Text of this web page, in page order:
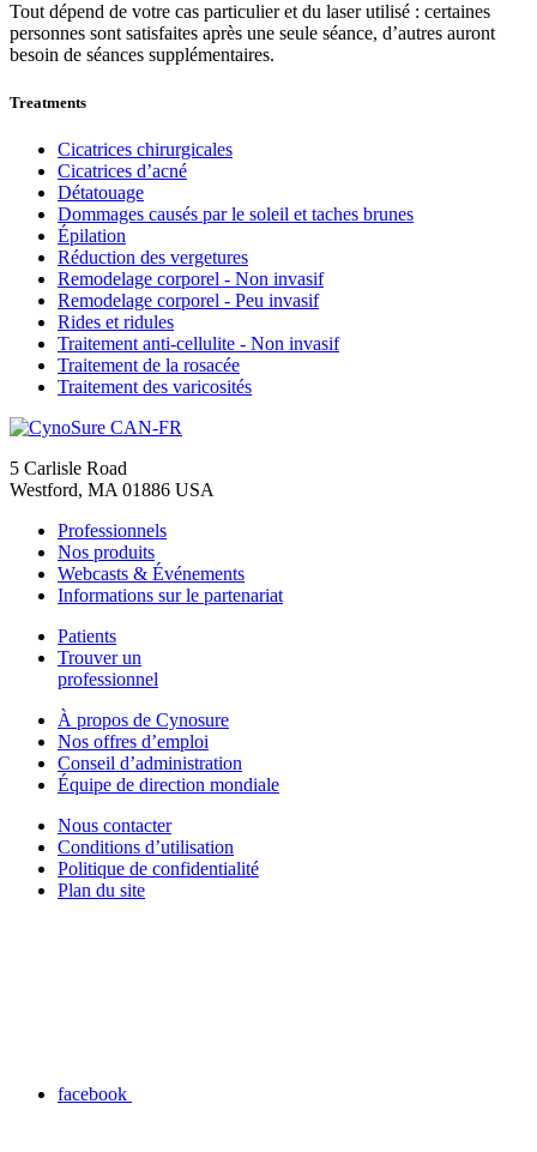
Tout dépend de votre cas particulier et du laser utilisé : certaines
personnes sont satisfaites après une seule séance, d’autres auront
besoin de séances supplémentaires.
Treatments
Cicatrices chirurgicales
Cicatrices d’acné
Détatouage
Dommages causés par le soleil et taches brunes
Épilation
Réduction des vergetures
Remodelage corporel - Non invasif
Remodelage corporel - Peu invasif
Rides et ridules
Traitement anti-cellulite - Non invasif
Traitement de la rosacée
Traitement des varicosités
5 Carlisle Road
Westford, MA 01886 USA
Professionnels
Nos produits
Webcasts & Événements
Informations sur le partenariat
Patients
Trouver un
professionnel
À propos de Cynosure
Nos offres d’emploi
Conseil d’administration
Équipe de direction mondiale
Nous contacter
Conditions d’utilisation
Politique de confidentialité
Plan du site
facebook